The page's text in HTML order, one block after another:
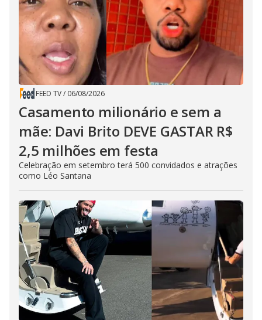
FEED TV/ 06/08/2026
Casamento milionário e sem a
mãe: Davi Brito DEVE GASTAR R$
2,5 milhões em festa
Celebração em setembro terá 500 convidados e atrações
como Léo Santana